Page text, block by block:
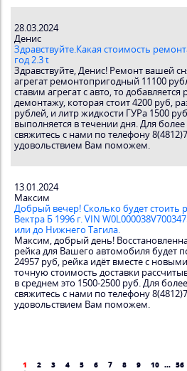
28.03.2024
Денис
Здравствуйте.Какая стоимость
год 2.3 t
Здравствуйте, Денис! Ремонт вашей
агрегат ремонтопригодный 11100
ставим агрегат с авто, то
демонтажу, которая стоит 4200 руб,
рублей, и литр жидкости ГУРа 1500
выполняется в течении дня. Для
свяжитесь с нами по телефону
удовольствием Вам поможем.
13.01.2024
Максим
Добрый вечер! Сколько будет стоить
Вектра Б 1996 г. VIN
или до Нижнего Тагила.
Максим, добрый день!
рейка для Вашего автомобиля будет
24957 руб, рейка идёт вместе с
точную стоимость доставки
в среднем это 1500-2500 руб. Для
свяжитесь с нами по телефону
удовольствием Вам поможем.
1 2 3 4 5 6 7 8 9 10 ... 56